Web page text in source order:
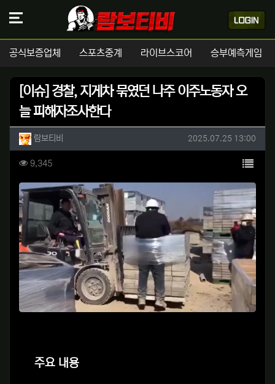
공식보증업체 스포츠중계 라이브스코어 승부예측게임
[이슈] 경찰, 지게차 묶였던 나주 이주노동자 오
늘 피해자조사한다
작성자 정보
람보티비 작성일
2025.07.25 13:00
컨텐츠 정보
9,345조회 목록
본문
주요 내용